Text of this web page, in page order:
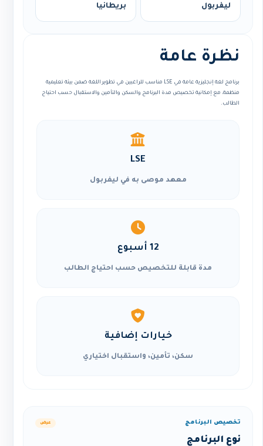
ليفربول
بريطانيا
نظرة عامة
برنامج لغة إنجليزية عامة في LSE مناسب للراغبين في تطوير اللغة ضمن بيئة تعليمية
منظمة، مع إمكانية تخصيص مدة البرنامج والسكن والتأمين والاستقبال حسب احتياج
الطالب.
LSE
معهد موصى به في ليفربول
12 أسبوع
مدة قابلة للتخصيص حسب احتياج الطالب
خيارات إضافية
سكن، تأمين، واستقبال اختياري
تخصيص البرنامج عرض
نوع البرنامج